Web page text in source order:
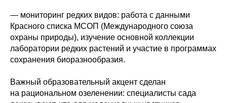
— мониторинг редких видов: работа с данными
Красного списка МСОП (Международного союза
охраны природы), изучение основной коллекции
лаборатории редких растений и участие в программах
сохранения биоразнообразия.
Важный образовательный акцент сделан
на рациональном озеленении: специалисты сада